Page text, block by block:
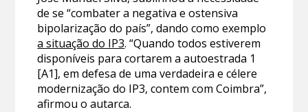
de se “combater a negativa e ostensiva
bipolarização do país”, dando como exemplo
a situação do IP3. “Quando todos estiverem
disponíveis para cortarem a autoestrada 1
[A1], em defesa de uma verdadeira e célere
modernização do IP3, contem com Coimbra”,
afirmou o autarca.